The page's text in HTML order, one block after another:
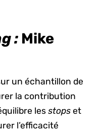
: Mike
un échantillon de
la contribution
lesstopset
l’efficacité